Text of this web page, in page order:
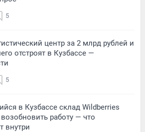
5
центр за 2 млрд рублей и
отстроят в Кузбассе —
5
в Кузбассе склад Wildberries
работу — что
внутри